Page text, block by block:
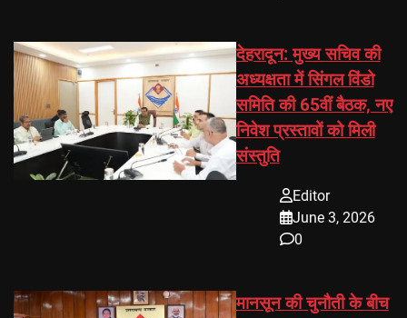
देहरादून: मुख्य सचिव की
अध्यक्षता में सिंगल विंडो
समिति की 65वीं बैठक, नए
निवेश प्रस्तावों को मिली
संस्तुति
Editor
June 3, 2026
0
मानसून की चुनौती के बीच